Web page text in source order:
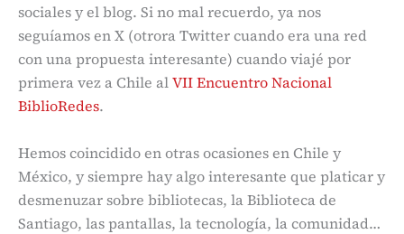
sociales y el blog. Si no mal recuerdo, ya nos
seguíamos en X (otrora Twitter cuando era una red
con una propuesta interesante) cuando viajé por
primera vez a Chile alVII Encuentro Nacional
BiblioRedes.
Hemos coincidido en otras ocasiones en Chile y
México, y siempre hay algo interesante que platicar y
desmenuzar sobre bibliotecas, la Biblioteca de
Santiago, las pantallas, la tecnología, la comunidad…